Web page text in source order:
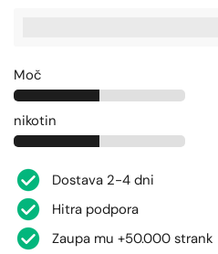
Moč
nikotin
Dostava 2-4 dni
Hitra podpora
Zaupa mu +50.000 strank